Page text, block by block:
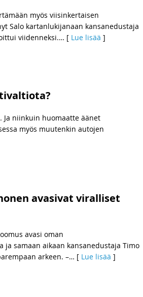
myös viisinkertaisen
Salo kartanlukijanaan kansanedustaja
viidenneksi.… [ Lue lisää ]
Ja niinkuin huomaatte äänet
myös muutenkin autojen
avasivat viralliset
avasi oman
samaan aikaan kansanedustaja Timo
arkeen. –… [ Lue lisää ]